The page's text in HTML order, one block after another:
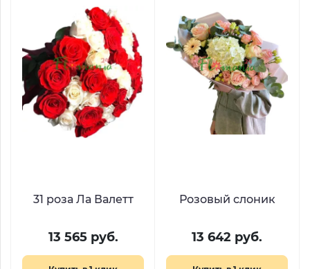
31 роза Ла Валетт
13 565 руб.
Розовый слоник
13 642 руб.